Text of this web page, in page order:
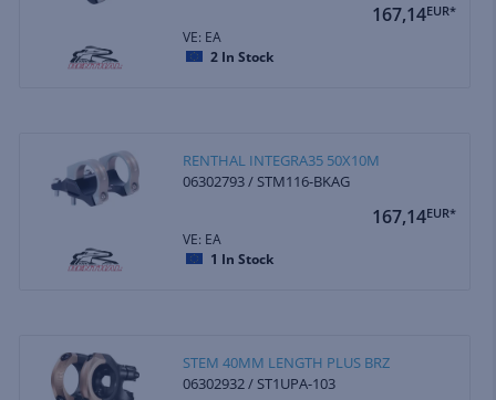
167,14EUR*
VE: EA
2 In Stock
RENTHAL INTEGRA35 50X10M
06302793 / STM116-BKAG
167,14EUR*
VE: EA
1 In Stock
STEM 40MM LENGTH PLUS BRZ
06302932 / ST1UPA-103